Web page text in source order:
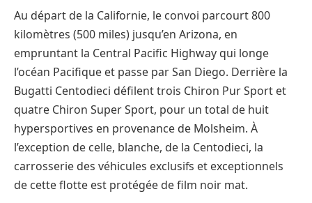
Au départ de la Californie, le convoi parcourt 800
kilomètres (500 miles) jusqu’en Arizona, en
empruntant la Central Pacific Highway qui longe
l’océan Pacifique et passe par San Diego. Derrière la
Bugatti Centodieci défilent trois Chiron Pur Sport et
quatre Chiron Super Sport, pour un total de huit
hypersportives en provenance de Molsheim. À
l’exception de celle, blanche, de la Centodieci, la
carrosserie des véhicules exclusifs et exceptionnels
de cette flotte est protégée de film noir mat.